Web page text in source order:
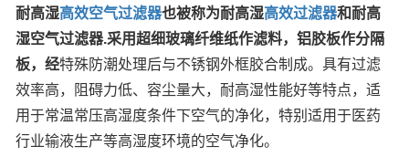
耐高湿高效空气过滤器也被称为耐高湿高效过滤器和耐高
湿空气过滤器.采用超细玻璃纤维纸作滤料，铝胶板作分隔
板，经特殊防潮处理后与不锈钢外框胶合制成。具有过滤
效率高，阻碍力低、容尘量大，耐高湿性能好等特点，适
用于常温常压高湿度条件下空气的净化，特别适用于医药
行业输液生产等高湿度环境的空气净化。